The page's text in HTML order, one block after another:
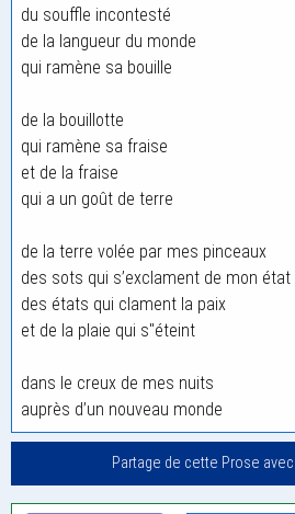
du souffle incontesté
de la langueur du monde
qui ramène sa bouille
de la bouillotte
qui ramène sa fraise
et de la fraise
qui a un goût de terre
de la terre volée par mes pinceaux
des sots qui s’exclament de mon état
des états qui clament la paix
et de la plaie qui s"éteint
dans le creux de mes nuits
auprès d’un nouveau monde
Partage de cette Prose